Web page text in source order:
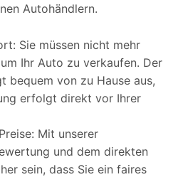
Autohändlern.
Sie müssen nicht mehr
Ihr Auto zu verkaufen. Der
bequem von zu Hause aus,
erfolgt direkt vor Ihrer
Mit unserer
und dem direkten
sein, dass Sie ein faires